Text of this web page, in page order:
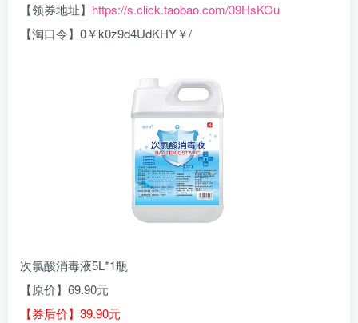
【领券地址】 https://s.click.taobao.com/39HsKOu
【淘口令】0￥k0z9d4UdKHY￥/
次氯酸消毒液5L*1瓶
【原价】69.90元
【券后价】39.90元